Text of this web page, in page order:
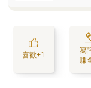
喜歡+1
寫
賺